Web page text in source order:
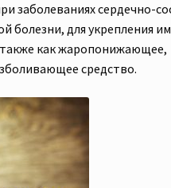
заболеваниях сердечно-
болезни, для укрепления
как жаропонижающее,
средство.